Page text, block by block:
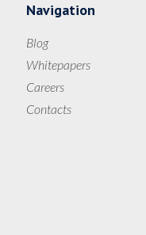
Navigation
Blog
Whitepapers
Careers
Contacts